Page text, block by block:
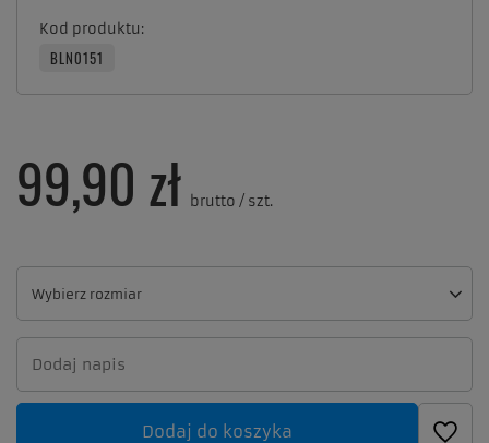
Kod produktu
BLN0151
Wybierz rozmiar
Wybierz rozmiar
99,90 zł brutto / szt.
Dodaj do koszyka